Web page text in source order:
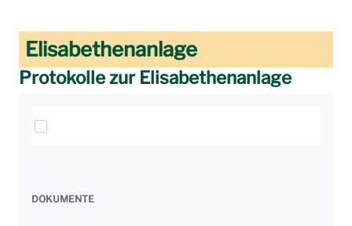
Elisabethenanlage
Protokolle zur Elisabethenanlage
Elemente auswählen
DOKUMENTE